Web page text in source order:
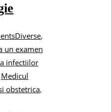
Diverse,
un examen
infectiilor
Medicul
obstetrica,